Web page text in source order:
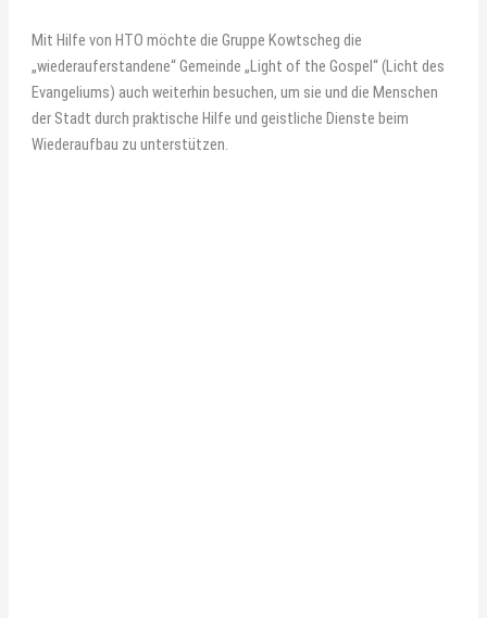
Mit Hilfe von HTO möchte die Gruppe Kowtscheg die
„wiederauferstandene“ Gemeinde „Light of the Gospel“ (Licht des
Evangeliums) auch weiterhin besuchen, um sie und die Menschen
der Stadt durch praktische Hilfe und geistliche Dienste beim
Wiederaufbau zu unterstützen.